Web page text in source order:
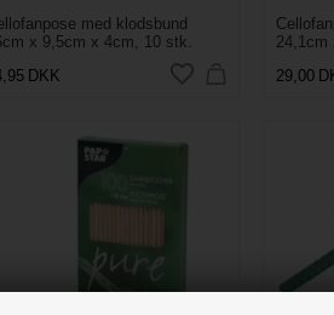
med klodsbund
x 9,5cm x 4cm, 10 stk.
DKK
24,1cm
29,00